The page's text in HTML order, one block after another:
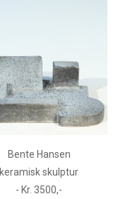
Bente Hansen
keramisk skulptur
- Kr. 3500,-